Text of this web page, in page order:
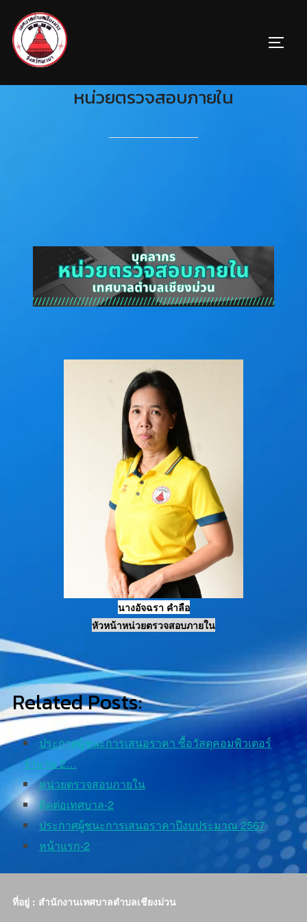
หน่วยตรวจสอบภายใน
นางอัจฉรา คำลือ
หัวหน้าหน่วยตรวจสอบภายใน
Related Posts:
ประกาศผู้ชนะการเสนอราคา ซื้อวัสดุคอมพิวเตอร์
จำนวน 2…
หน่วยตรวจสอบภายใน
ติดต่อเทศบาล-2
ประกาศผู้ชนะการเสนอราคาปีงบประมาณ 2567
หน้าแรก-2
ที่อยู่ : สำนักงานเทศบาลตำบลเชียงม่วน